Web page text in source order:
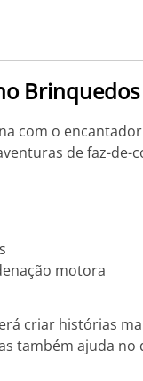
com o
de faz-de-
motora
criar histórias
também ajuda